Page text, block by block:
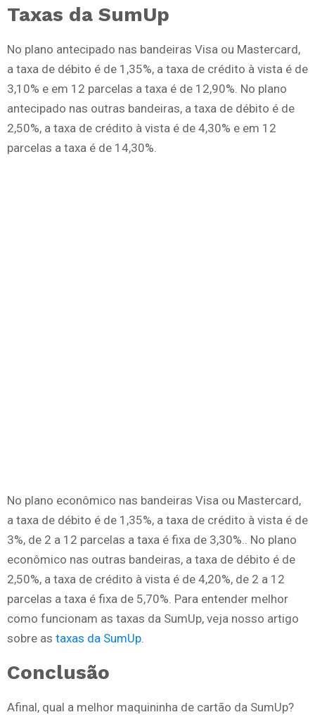
Taxas da SumUp
No plano antecipado nas bandeiras Visa ou Mastercard,
a taxa de débito é de 1,35%, a taxa de crédito à vista é de
3,10% e em 12 parcelas a taxa é de 12,90%. No plano
antecipado nas outras bandeiras, a taxa de débito é de
2,50%, a taxa de crédito à vista é de 4,30% e em 12
parcelas a taxa é de 14,30%.
No plano econômico nas bandeiras Visa ou Mastercard,
a taxa de débito é de 1,35%, a taxa de crédito à vista é de
3%, de 2 a 12 parcelas a taxa é fixa de 3,30%.. No plano
econômico nas outras bandeiras, a taxa de débito é de
2,50%, a taxa de crédito à vista é de 4,20%, de 2 a 12
parcelas a taxa é fixa de 5,70%. Para entender melhor
como funcionam as taxas da SumUp, veja nosso artigo
sobre as taxas da SumUp.
Conclusão
Afinal, qual a melhor maquininha de cartão da SumUp?